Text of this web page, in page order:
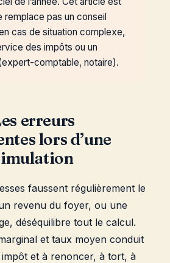
remplace pas un conseil
cas de situation complexe,
des impôts ou un
comptable, notaire).
erreurs
lors d’une
faussent régulièrement le
revenu du foyer, ou une
déséquilibre tout le calcul.
et taux moyen conduit
et à renoncer, à tort, à